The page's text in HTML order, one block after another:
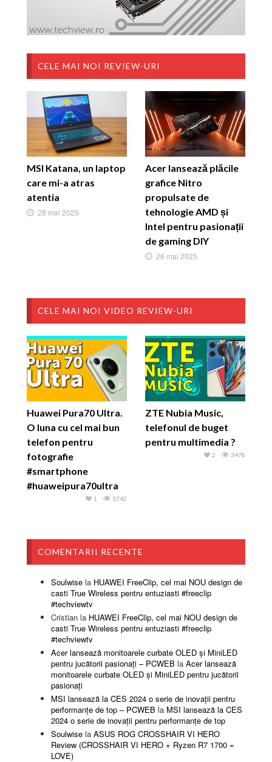
CELE MAI NOI REVIEW-URI
MSI Katana, un laptop
care mi-a atras
atentia
28 mai 2025
Acer lansează plăcile
grafice Nitro
propulsate de
tehnologie AMD și
Intel pentru pasionații
de gaming DIY
26 mai 2025
CELE MAI NOI VIDEO REVIEW-URI
Huawei Pura70 Ultra.
O luna cu cel mai bun
telefon pentru
fotografie
#smartphone
#huaweipura70ultra
3742
1
ZTE Nubia Music,
telefonul de buget
pentru multimedia ?
3478
2
COMENTARII RECENTE
Soulwise la HUAWEI FreeClip, cel mai NOU design de
casti True Wireless pentru entuziasti #freeclip
#techviewtv
Cristian la HUAWEI FreeClip, cel mai NOU design de
casti True Wireless pentru entuziasti #freeclip
#techviewtv
Acer lansează monitoarele curbate OLED și MiniLED
pentru jucătorii pasionați – PCWEB la Acer lansează
monitoarele curbate OLED și MiniLED pentru jucătorii
pasionați
MSI lansează la CES 2024 o serie de inovații pentru
performanțe de top – PCWEB la MSI lansează la CES
2024 o serie de inovații pentru performanțe de top
Soulwise la ASUS ROG CROSSHAIR VI HERO
Review (CROSSHAIR VI HERO + Ryzen R7 1700 =
LOVE)